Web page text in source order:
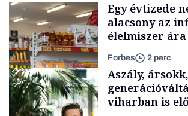
Egy évtizede
alacsony az
élelmiszer ára
rohamosan
Forbes 2 perc
Aszály, ársokk,
viharban is